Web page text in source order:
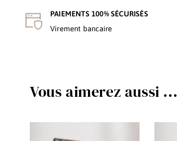
PAIEMENTS 100% SÉCURISÉS
Virement bancaire
Vous aimerez aussi ...